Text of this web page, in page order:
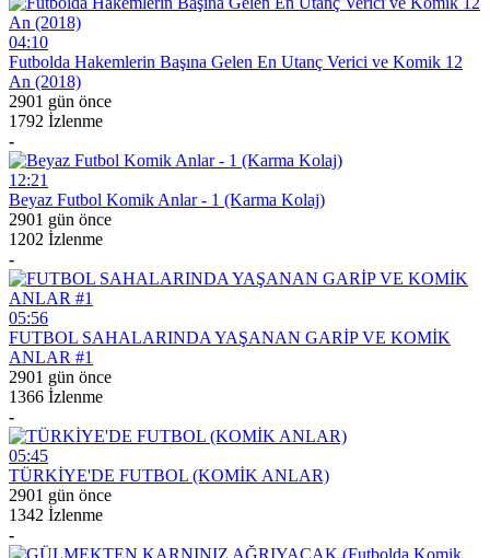
04:10
Futbolda Hakemlerin Başına Gelen En Utanç Verici ve Komik 12
An (2018)
2901 gün önce
1792 İzlenme
-
12:21
Beyaz Futbol Komik Anlar - 1 (Karma Kolaj)
2901 gün önce
1202 İzlenme
-
05:56
FUTBOL SAHALARINDA YAŞANAN GARİP VE KOMİK
ANLAR #1
2901 gün önce
1366 İzlenme
-
05:45
TÜRKİYE'DE FUTBOL (KOMİK ANLAR)
2901 gün önce
1342 İzlenme
-